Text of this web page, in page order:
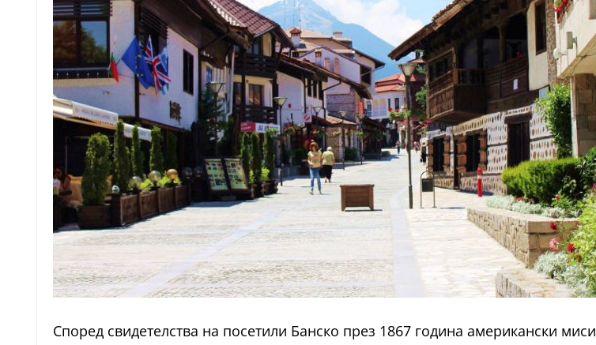
Според свидетелства на посетили Банско през 1867 година американски